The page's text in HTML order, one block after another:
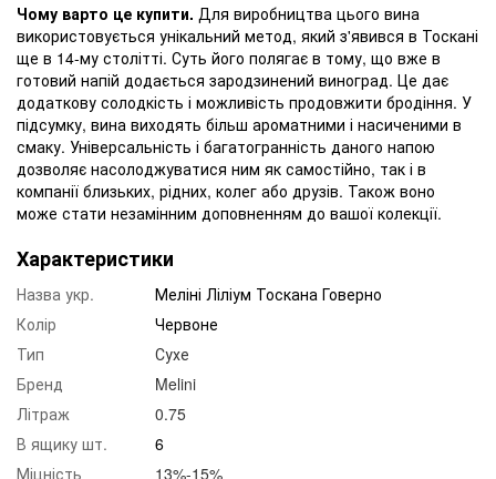
Чому варто це купити. Для виробництва цього вина
використовується унікальний метод, який з'явився в Тоскані
ще в 14-му столітті. Суть його полягає в тому, що вже в
готовий напій додається зародзинений виноград. Це дає
додаткову солодкість і можливість продовжити бродіння. У
підсумку, вина виходять більш ароматними і насиченими в
смаку. Універсальність і багатогранність даного напою
дозволяє насолоджуватися ним як самостійно, так і в
компанії близьких, рідних, колег або друзів. Також воно
може стати незамінним доповненням до вашої колекції.
Характеристики
Назва укр.
Меліні Ліліум Тоскана Говерно
Колір
Червоне
Тип
Сухе
Бренд
Melini
Літраж
0.75
В ящику шт.
6
Міцність
13%-15%